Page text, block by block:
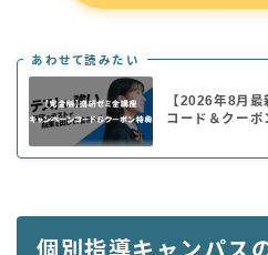
あわせて読みたい
【2026年8月
コード＆クーポ